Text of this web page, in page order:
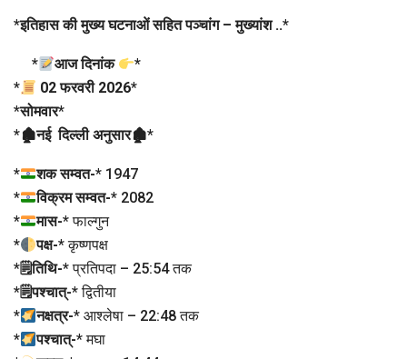
*इतिहास की मुख्य घटनाओं सहित पञ्चांग – मुख्यांश ..*
* आज दिनांक
*
*
02 फरवरी 2026*
*सोमवार*
*🏚नई दिल्ली अनुसार🏚*
* शक सम्वत-* 1947
*
विक्रम सम्वत-* 2082
*
मास-* फाल्गुन
*
पक्ष-* कृष्णपक्ष
*🗒तिथि-* प्रतिपदा – 25:54 तक
*🗒पश्चात्-* द्वितीया
*
नक्षत्र-* आश्लेषा – 22:48 तक
*
पश्चात्-* मघा